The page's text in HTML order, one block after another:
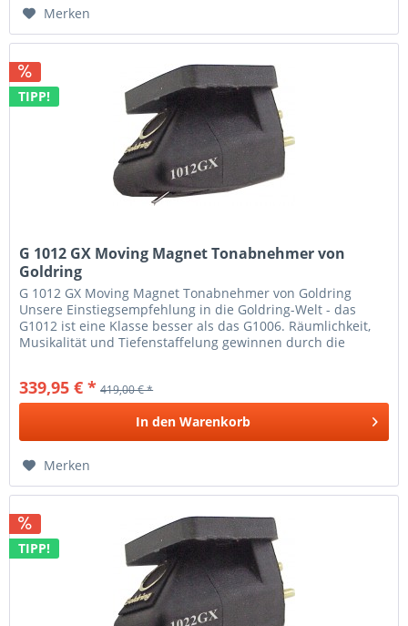
Merken
TIPP!
G 1012 GX Moving Magnet Tonabnehmer von
Goldring
G 1012 GX Moving Magnet Tonabnehmer von Goldring
Unsere Einstiegsempfehlung in die Goldring-Welt - das
G1012 ist eine Klasse besser als das G1006. Räumlichkeit,
Musikalität und Tiefenstaffelung gewinnen durch die
339,95 € * 419,00 € *
In den Warenkorb
Merken
TIPP!